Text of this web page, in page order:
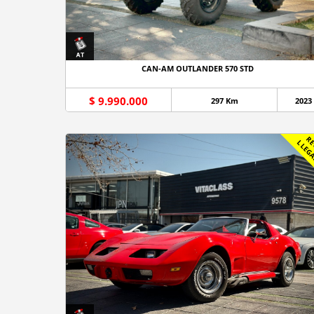
CAN-AM OUTLANDER 570 STD
$ 9.990.000 297 Km 2023